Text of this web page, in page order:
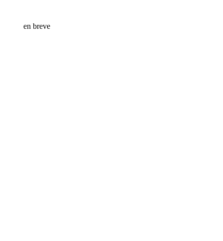
en breve